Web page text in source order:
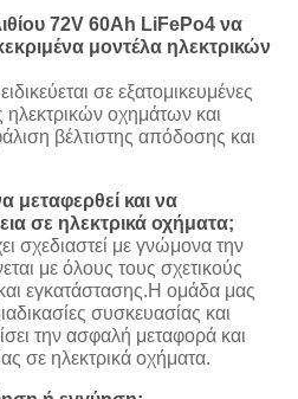
72V 60Ah LiFePo4 να
μοντέλα ηλεκτρικών
σε εξατομικευμένες
ηλεκτρικών οχημάτων και
βέλτιστης απόδοσης και
μεταφερθεί και να
σε ηλεκτρικά οχήματα;
σχεδιαστεί με γνώμονα την
με όλους τους σχετικούς
εγκατάστασης.Η ομάδα μας
συσκευασίας και
την ασφαλή μεταφορά και
σε ηλεκτρικά οχήματα.